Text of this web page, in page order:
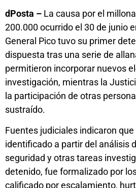
dPosta – La causa por el
200.000 ocurrido el 30 de junio
General Pico tuvo su primer
dispuesta tras una serie de
permitieron incorporar nuevos
investigación, mientras la
la participación de otras
sustraído.
Fuentes judiciales indicaron
identificado a partir del análisis
seguridad y otras tareas
detenido, fue formalizado por
calificado por escalamiento,